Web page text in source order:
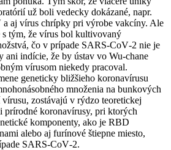
už boli vedecky dokázané, napr.
aj vírus chrípky pri výrobe vakcíny. Ale
tým, že vírus bol kultivovaný
čo v prípade SARS‑CoV‑2 nie je
ani indície, že by ústav vo Wu-chane
vírusom niekedy pracoval.
geneticky bližšieho koronavírusu
množenia na bunkových
zostávajú v rýdzo teoretickej
prírodné koronavírusy, pri ktorých
komponenty, ako je RBD
alebo aj furínové štiepne miesto,
SARS‑CoV‑2.